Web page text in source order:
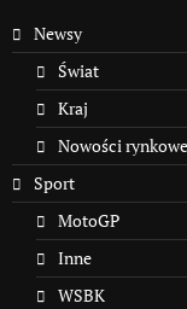
Newsy
Świat
Kraj
Nowości rynkowe
Sport
MotoGP
Inne
WSBK